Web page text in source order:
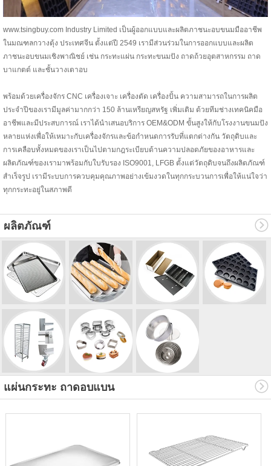
www.tsingbuy.com Industry Limited เป็นผู้ออกแบบและผลิตภาชนะอบขนมมืออาชีพ
ในมณฑลกวางตุ้ง ประเทศจีน ตั้งแต่ปี 2549 เรามีส่วนร่วมในการออกแบบและผลิต
ภาชนะอบขนมเชิงพาณิชย์ เช่น กระทะแผ่น กระทะขนมปัง ถาดถ้วยอุตสาหกรรม ถาด
บาแกตต์ และชั้นวางเตาอบ
พร้อมด้วยเครื่องจักร CNC เครื่องเจาะ เครื่องตัด เครื่องปั้น ความสามารถในการผลิต
ประจำปีของเรามีมูลค่ามากกว่า 150 ล้านเหรียญสหรัฐ เพิ่มเติม ด้วยทีมช่างเทคนิคมือ
อาชีพและมีประสบการณ์ เราได้นำเสนอบริการ OEM&ODM ขั้นสูงให้กับโรงงานขนมปัง
หลายแห่งเพื่อให้เหมาะกับเครื่องจักรและข้อกำหนดการรับที่แตกต่างกัน วัตถุดิบและ
การเคลือบทั้งหมดของเราเป็นไปตามกฎระเบียบด้านความปลอดภัยของอาหารและ
ผลิตภัณฑ์ของเรามาพร้อมกับใบรับรอง ISO9001, LFGB ตั้งแต่วัตถุดิบจนถึงผลิตภัณฑ์
สำเร็จรูป เรามีระบบการควบคุมคุณภาพอย่างเข้มงวดในทุกกระบวนการเพื่อให้แน่ใจว่า
ทุกกระทะอยู่ในสภาพดี
ผลิตภัณฑ์
แผ่นกระทะ ถาดอบแบน